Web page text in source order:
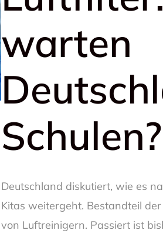
warten
Schulen?
Deutschland diskutiert, wie es
Kitas weitergeht. Bestandteil
von Luftreinigern. Passiert ist